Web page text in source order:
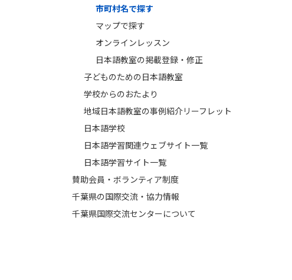
市町村名で探す
マップで探す
オンラインレッスン
日本語教室の掲載登録・修正
子どものための日本語教室
学校からのおたより
地域日本語教室の事例紹介リーフレット
日本語学校
日本語学習関連ウェブサイト一覧
日本語学習サイト一覧
賛助会員・ボランティア制度
千葉県の国際交流・協力情報
千葉県国際交流センターについて